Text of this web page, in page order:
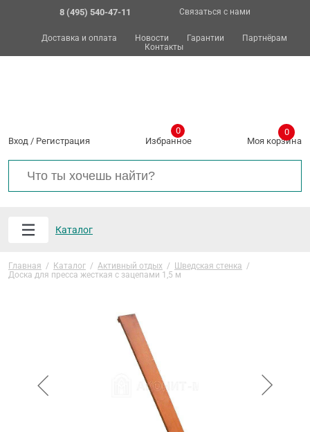
8 (495) 540-47-11 Связаться с нами
Доставка и оплата Новости Гарантии
Партнёрам
Контакты
Вход / Регистрация Избранное
0
Моя корзина
0
Каталог
Главная / Каталог / Активный отдых / Шведская стенка /
Доска для пресса жесткая с зацепами 1,5 м